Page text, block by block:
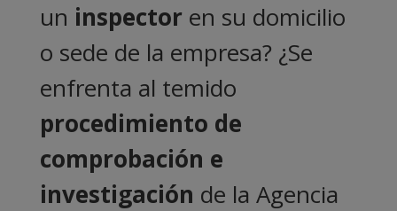
un inspectoren su domicilio
o sede de la empresa? ¿Se
enfrenta al temido
procedimiento de
comprobación e
investigación de la Agencia